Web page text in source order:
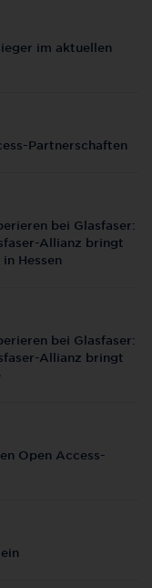
im aktuellen
Partnerschaften
bei Glasfaser:
Allianz bringt
Hessen
bei Glasfaser:
Allianz bringt
Open Access-